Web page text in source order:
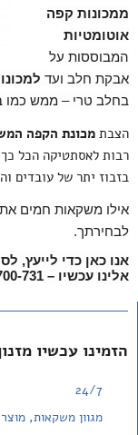
ממכונות קפה
אוטומטיות
המבוססות על
אבקת חלב ועד
בחלב טרי – ממש כמו
הצבת מכונת הקפה
רבות לאסתטיקה הכל
בזבוז יתר של עובדים
אילו משקאות חמים
לבחירתך.
אנו כאן כדי לייעץ,
אלינו עכשיו – 1700-700-731
הזמינו עכשיו
24/7
מגוון משקאות,